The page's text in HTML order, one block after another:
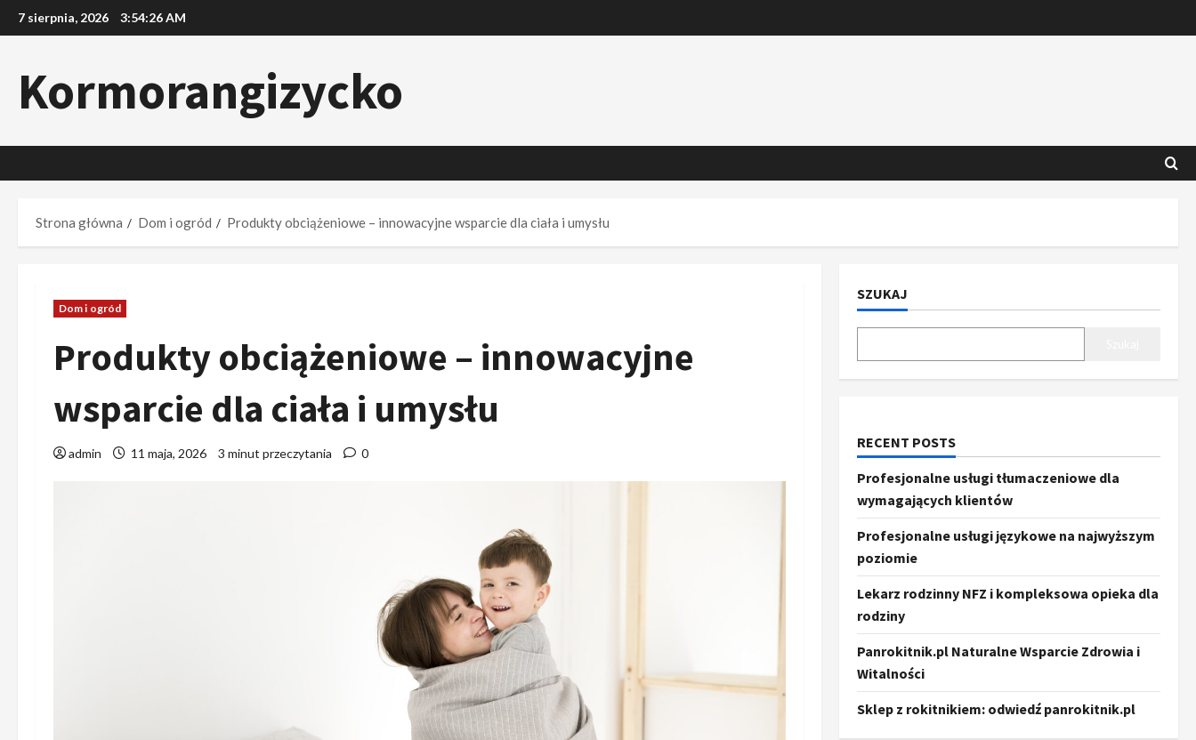
Przejdź
do
7 sierpnia, 2026 3:54:27 AM
Kormorangizycko
Strona główna Dom i ogród Produkty obciążeniowe – innowacyjne wsparcie dla ciała i umysłu
Dom i ogród
Produkty obciążeniowe – innowacyjne
wsparcie dla ciała i umysłu
admin 11 maja, 2026 3 minut przeczytania 0
SZUKAJ
RECENT POSTS
Profesjonalne usługi tłumaczeniowe dla
wymagających klientów
Profesjonalne usługi językowe na najwyższym
poziomie
Lekarz rodzinny NFZ i kompleksowa opieka dla
rodziny
Panrokitnik.pl Naturalne Wsparcie Zdrowia i
Witalności
Sklep z rokitnikiem: odwiedź panrokitnik.pl